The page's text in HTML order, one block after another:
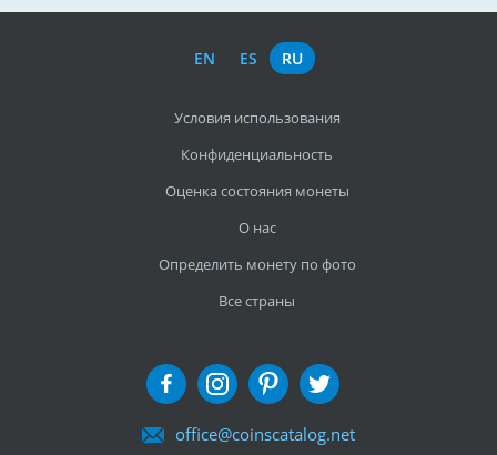
EN ES RU
Условия использования
Конфиденциальность
Оценка состояния монеты
О нас
Определить монету по фото
Все страны
office@coinscatalog.net